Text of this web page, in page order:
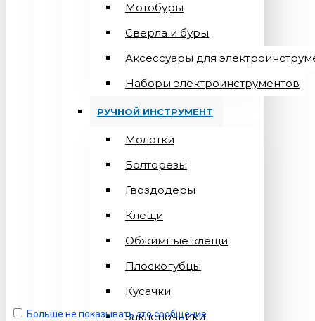
Мотобуры
Сверла и буры
Аксессуары для
Наборы электроинструментов
РУЧНОЙ ИНСТРУМЕНТ
Молотки
Болторезы
Гвоздодеры
Клещи
Обжимные клещи
Плоскогубцы
Кусачки
Заклепочники
Больше не показывать это сообщение